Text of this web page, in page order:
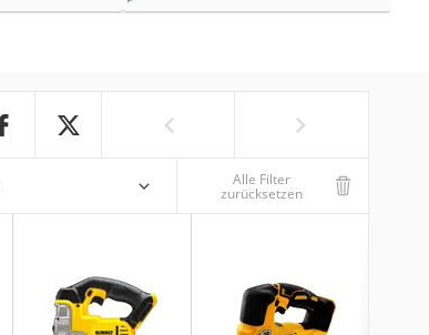
Alle Filter
zurücksetzen